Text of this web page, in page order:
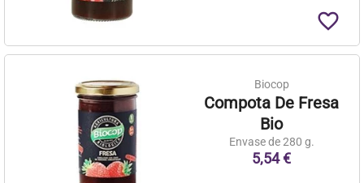
favorite_border
Biocop
Compota De Fresa
Bio
Envase de 280 g.
5,54 €